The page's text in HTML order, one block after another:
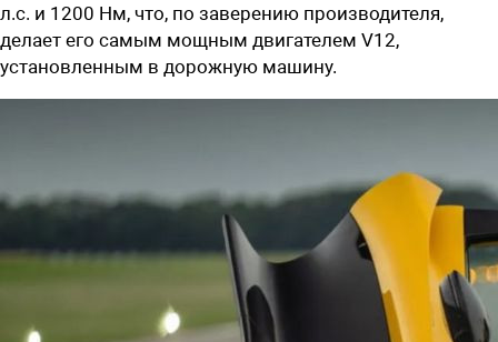
л.с. и 1200 Нм, что, по заверению производителя,
делает его самым мощным двигателем V12,
установленным в дорожную машину.